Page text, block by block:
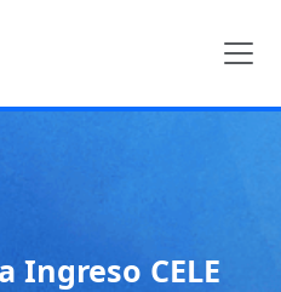
Ingreso CELE